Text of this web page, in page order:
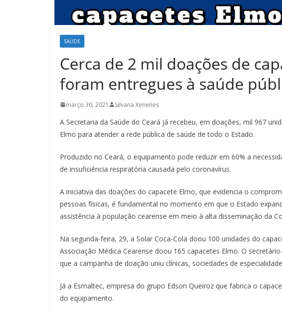
SAÚDE
Cerca de 2 mil doações de
foram entregues à saúde
março 30, 2021 Silvana Ximenes
A Secretaria da Saúde do Ceará já recebeu, em doações, mil 967
Elmo para atender a rede pública de saúde de todo o Estado.
Produzido no Ceará, o equipamento pode reduzir em 60% a
de insuficiência respiratória causada pelo coronavírus.
A iniciativa das doações do capacete Elmo, que evidencia o
pessoas físicas, é fundamental no momento em que o Estado
assistência à população cearense em meio à alta disseminação da
Na segunda-feira, 29, a Solar Coca-Cola doou 100 unidades do
Associação Médica Cearense doou 165 capacetes Elmo. O
que a campanha de doação uniu clínicas, sociedades de
Já a Esmaltec, empresa do grupo Edson Queiroz que fabrica o
do equipamento.